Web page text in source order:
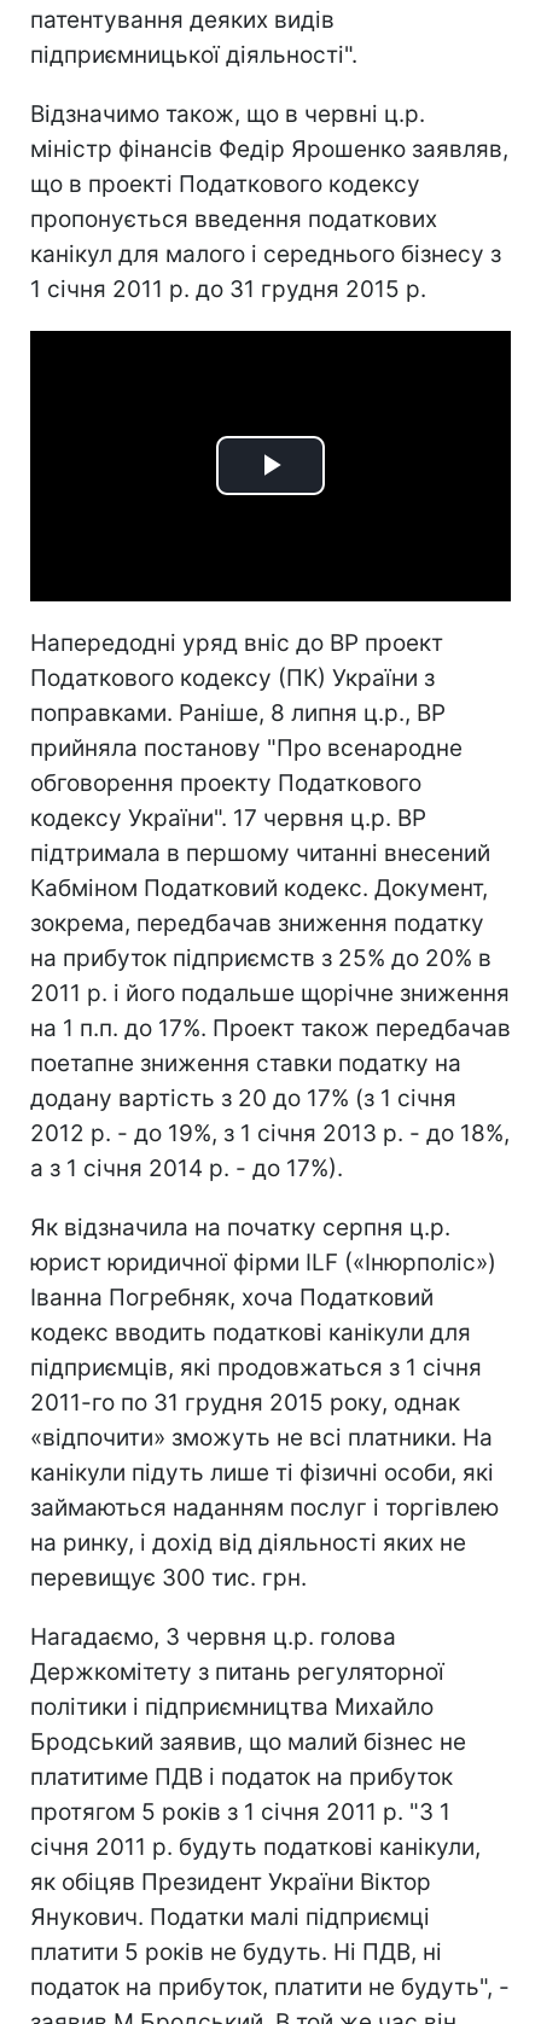
патентування деяких видів
підприємницької діяльності".
Відзначимо також, що в червні ц.р.
міністр фінансів Федір Ярошенко заявляв,
що в проекті Податкового кодексу
пропонується введення податкових
канікул для малого і середнього бізнесу з
1 січня 2011 р. до 31 грудня 2015 р.
Play
Напередодні уряд вніс до ВР проект
Податкового кодексу (ПК) України з
поправками. Раніше, 8 липня ц.р., ВР
прийняла постанову "Про всенародне
обговорення проекту Податкового
кодексу України". 17 червня ц.р. ВР
підтримала в першому читанні внесений
Кабміном Податковий кодекс. Документ,
зокрема, передбачав зниження податку
на прибуток підприємств з 25% до 20% в
2011 р. і його подальше щорічне зниження
на 1 п.п. до 17%. Проект також передбачав
поетапне зниження ставки податку на
додану вартість з 20 до 17% (з 1 січня
2012 р. - до 19%, з 1 січня 2013 р. - до 18%,
а з 1 січня 2014 р. - до 17%).
Як відзначила на початку серпня ц.р.
юрист юридичної фірми ILF («Інюрполіс»)
Іванна Погребняк, хоча Податковий
кодекс вводить податкові канікули для
підприємців, які продовжаться з 1 січня
2011-го по 31 грудня 2015 року, однак
«відпочити» зможуть не всі платники. На
канікули підуть лише ті фізичні особи, які
займаються наданням послуг і торгівлею
на ринку, і дохід від діяльності яких не
перевищує 300 тис. грн.
Нагадаємо, 3 червня ц.р. голова
Держкомітету з питань регуляторної
політики і підприємництва Михайло
Бродський заявив, що малий бізнес не
платитиме ПДВ і податок на прибуток
протягом 5 років з 1 січня 2011 р. "З 1
січня 2011 р. будуть податкові канікули,
як обіцяв Президент України Віктор
Янукович. Податки малі підприємці
платити 5 років не будуть. Ні ПДВ, ні
податок на прибуток, платити не будуть", -